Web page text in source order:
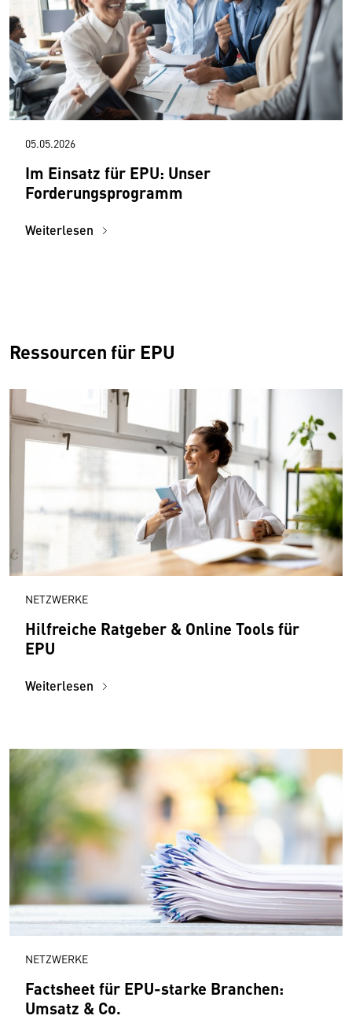
05.05.2026
Im Einsatz für EPU: Unser
Forderungsprogramm
Weiterlesen
Ressourcen für EPU
NETZWERKE
Hilfreiche Ratgeber & Online Tools für
EPU
Weiterlesen
NETZWERKE
Factsheet für EPU-starke Branchen:
Umsatz & Co.